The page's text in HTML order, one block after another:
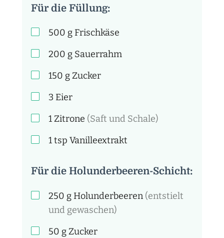
Für die Füllung:
500 g Frischkäse
200 g Sauerrahm
150 gZucker
3 Eier
1Zitrone (Saft und Schale)
1tsp Vanilleextrakt
Für die Holunderbeeren-Schicht:
250 g Holunderbeeren (entstielt
und gewaschen)
50 gZucker